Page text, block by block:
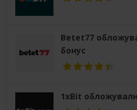
Betet77
бонус
1xBit